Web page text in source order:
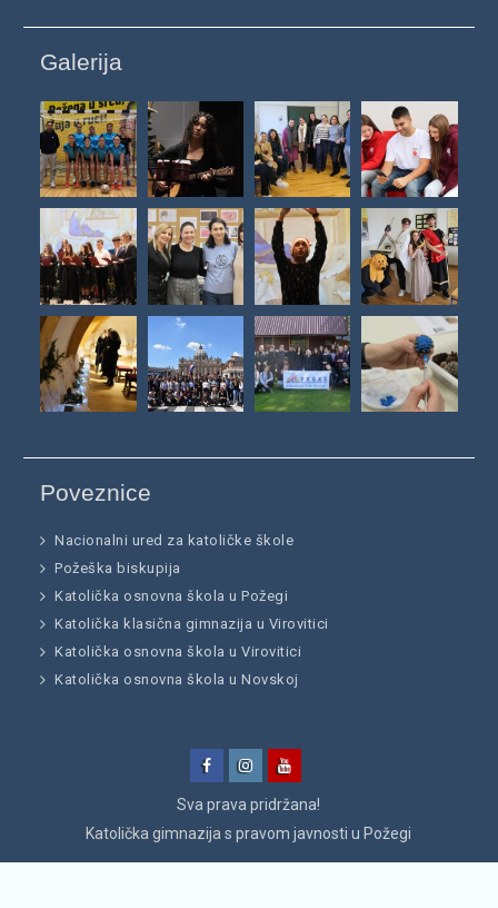
Galerija
Poveznice
Nacionalni ured za katoličke škole
Požeška biskupija
Katolička osnovna škola u Požegi
Katolička klasična gimnazija u Virovitici
Katolička osnovna škola u Virovitici
Katolička osnovna škola u Novskoj
Sva prava pridržana!
Katolička gimnazija s pravom javnosti u Požegi